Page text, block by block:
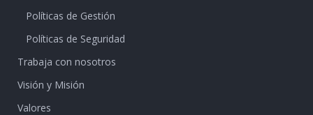
Políticas de Gestión
Políticas de Seguridad
Trabaja con nosotros
Visión y Misión
Valores